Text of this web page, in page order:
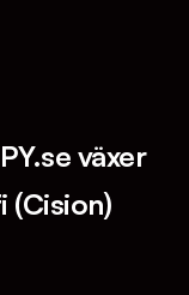
växer
(Cision)